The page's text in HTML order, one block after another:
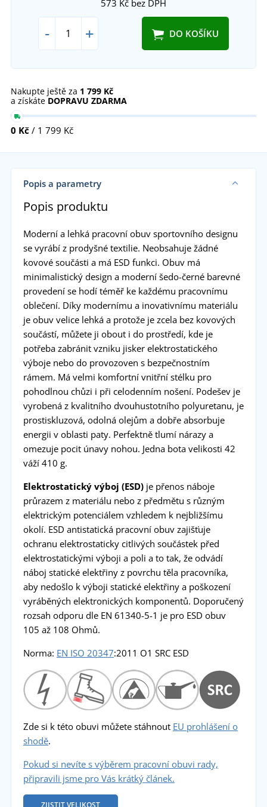
573 Kč bez DPH
- + DO KOŠÍKU
Nakupte ještě za 1 799 Kč
a získáte DOPRAVU ZDARMA
0 Kč / 1 799 Kč
Popis a parametry
Popis produktu
Moderní a lehká pracovní obuv sportovního designu
se vyrábí z prodyšné textilie. Neobsahuje žádné
kovové součásti a má ESD funkci. Obuv má
minimalistický design a moderní šedo-černé barevné
provedení se hodí téměř ke každému pracovnímu
oblečení. Díky modernímu a inovativnímu materiálu
je obuv velice lehká a protože je zcela bez kovových
součástí, můžete ji obout i do prostředí, kde je
potřeba zabránit vzniku jisker elektrostatického
výboje nebo do provozoven s bezpečnostním
rámem. Má velmi komfortní vnitřní stélku pro
pohodlnou chůzi i při celodenním nošení. Podešev je
vyrobená z kvalitního dvouhustotního polyuretanu, je
prostiskluzová, odolná olejům a dobře absorbuje
energii v oblasti paty. Perfektně tlumí nárazy a
omezuje pocit únavy nohou. Jedna bota velikosti 42
váží 410 g.
Elektrostatický výboj (ESD)je přenos náboje
průrazem z materiálu nebo z předmětu s různým
elektrickým potenciálem vzhledem k nejbližšímu
okolí. ESD antistatická pracovní obuv zajišťuje
ochranu elektrostaticky citlivých součástek před
elektrostatickými výboji a poli a to tak, že odvádí
náboj statické elektřiny z povrchu těla pracovníka,
aby nedošlo k výboji statické elektřiny a poškození
vyráběných elektronických komponentů. Doporučený
rozsah odporu dle EN 61340-5-1 je pro ESD obuv
105 až 108 Ohmů.
Norma: EN ISO 20347:2011 O1 SRC ESD
Zde si k této obuvi můžete stáhnout EU prohlášení o
shodě.
Pokud si nevíte s výběrem pracovní obuvi rady,
připravili jsme pro Vás krátký článek.